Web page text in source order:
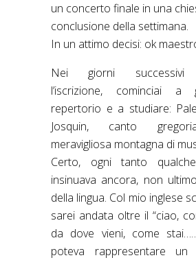
un concerto finale in una
conclusione della settimana.
In un attimo decisi: ok
Nei giorni successivi
l’iscrizione, cominciai a
repertorio e a studiare:
Josquin, canto
meravigliosa montagna di
Certo, ogni tanto
insinuava ancora, non
della lingua. Col mio inglese
sarei andata oltre il “ciao,
da dove vieni, come
poteva rappresentare